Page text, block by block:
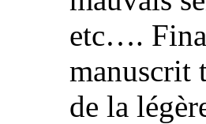
etc….
manuscrit
de la